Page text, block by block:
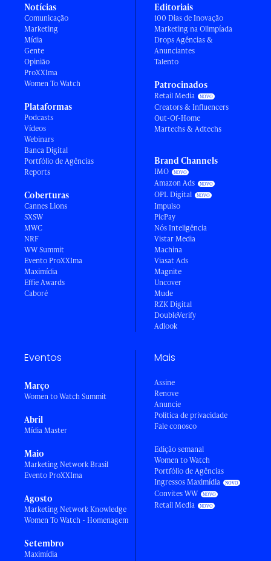
Notícias
Comunicação
Marketing
Mídia
Gente
Opinião
ProXXIma
Women To Watch
Plataformas
Podcasts
Vídeos
Webinars
Banca Digital
Portfólio de Agências
Reports
Coberturas
Cannes Lions
SXSW
MWC
NRF
WW Summit
Evento ProXXIma
Maximídia
Effie Awards
Caboré
Editoriais
100 Dias de Inovação
Marketing na Olimpíada
Drops Agências &
Anunciantes
Talento
Patrocinados
Retail Media
Creators & Influencers
Out-Of-Home
Martechs & Adtechs
Brand Channels
IMO
Amazon Ads
OPL Digital
Impulso
PicPay
Nós Inteligência
Vistar Media
Machina
Viasat Ads
Magnite
Uncover
Mude
RZK Digital
DoubleVerify
Adlook
Eventos
Março
Women to Watch Summit
Abril
Mídia Master
Maio
Marketing Network Brasil
Evento ProXXIma
Agosto
Marketing Network Knowledge
Women To Watch - Homenagem
Setembro
Maximídia
Mais
Assine
Renove
Anuncie
Política de privacidade
Fale conosco
Edição semanal
Women to Watch
Portfólio de Agências
Ingressos Maximídia
Convites WW
Retail Media